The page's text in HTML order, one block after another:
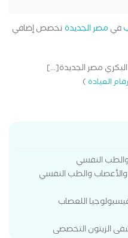
في مصر الجديدة تخصص إضافي
مصر الجديدة[...]
العيادة)
النفسي
والطب النفسي
اللعصاب
الزيتون التخصصى